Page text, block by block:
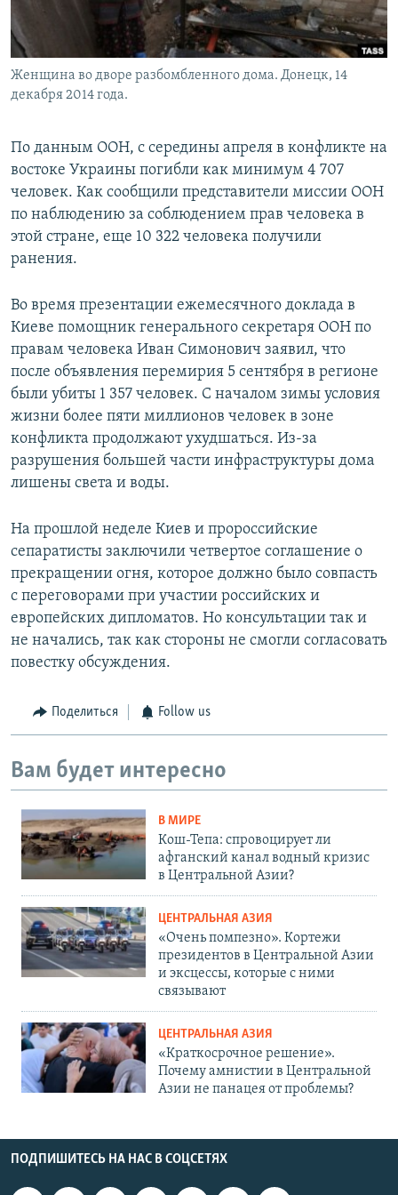
Женщина во дворе разбомбленного дома. Донецк, 14
декабря 2014 года.
По данным ООН, с середины апреля в конфликте на
востоке Украины погибли как минимум 4 707
человек. Как сообщили представители миссии ООН
по наблюдению за соблюдением прав человека в
этой стране, еще 10 322 человека получили
ранения.
Во время презентации ежемесячного доклада в
Киеве помощник генерального секретаря ООН по
правам человека Иван Симонович заявил, что
после объявления перемирия 5 сентября в регионе
были убиты 1 357 человек. С началом зимы условия
жизни более пяти миллионов человек в зоне
конфликта продолжают ухудшаться. Из-за
разрушения большей части инфраструктуры дома
лишены света и воды.
На прошлой неделе Киев и пророссийские
сепаратисты заключили четвертое соглашение о
прекращении огня, которое должно было совпасть
с переговорами при участии российских и
европейских дипломатов. Но консультации так и
не начались, так как стороны не смогли согласовать
повестку обсуждения.
Поделиться Follow us
Вам будет интересно
В МИРЕ
Кош-Тепа: спровоцирует ли
афганский канал водный кризис
в Центральной Азии?
ЦЕНТРАЛЬНАЯ АЗИЯ
«Очень помпезно». Кортежи
президентов в Центральной Азии
и эксцессы, которые с ними
связывают
ЦЕНТРАЛЬНАЯ АЗИЯ
«Краткосрочное решение».
Почему амнистии в Центральной
Азии не панацея от проблемы?
ПОДПИШИТЕСЬ НА НАС В СОЦСЕТЯХ